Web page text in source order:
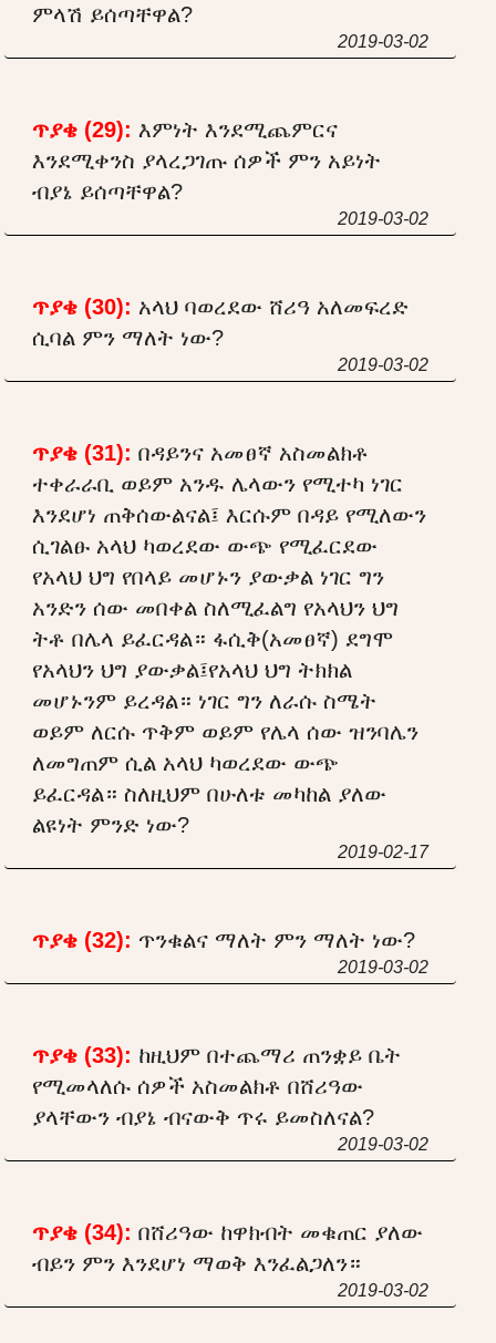
ምላሽ ይሰጣቸዋል?
2019-03-02
ጥያቄ (29): እምነት እንደሚጨምርና
እንደሚቀንስ ያላረጋገጡ ሰዎች ምን አይነት
ብያኔ ይሰጣቸዋል?
2019-03-02
ጥያቄ (30): አላህ ባወረደው ሸሪዓ አለመፍረድ
ሲባል ምን ማለት ነው?
2019-03-02
ጥያቄ (31): በዳይንና አመፀኛ አስመልክቶ
ተቀራራቢ ወይም አንዱ ሌላውን የሚተካ ነገር
እንደሆነ ጠቅሰውልናል፤ እርሱም በዳይ የሚለውን
ሲገልፁ አላህ ካወረደው ውጭ የሚፈርደው
የአላህ ህግ የበላይ መሆኑን ያውቃል ነገር ግን
አንድን ሰው መበቀል ስለሚፈልግ የአላህን ህግ
ትቶ በሌላ ይፈርዳል። ፋሲቅ(አመፀኛ) ደግሞ
የአላህን ህግ ያውቃል፤የአላህ ህግ ትክክል
መሆኑንም ይረዳል። ነገር ግን ለራሱ ስሜት
ወይም ለርሱ ጥቅም ወይም የሌላ ሰው ዝንባሌን
ለመግጠም ሲል አላህ ካወረደው ውጭ
ይፈርዳል። ስለዚህም በሁለቱ መካከል ያለው
ልዩነት ምንድ ነው?
2019-02-17
ጥያቄ (32): ጥንቁልና ማለት ምን ማለት ነው?
2019-03-02
ጥያቄ (33): ከዚህም በተጨማሪ ጠንቋይ ቤት
የሚመላለሱ ሰዎች አስመልክቶ በሸሪዓው
ያላቸውን ብያኔ ብናውቅ ጥሩ ይመስለናል?
2019-03-02
ጥያቄ (34): በሸሪዓው ከዋክብት መቁጠር ያለው
ብይን ምን እንደሆነ ማወቅ እንፈልጋለን።
2019-03-02